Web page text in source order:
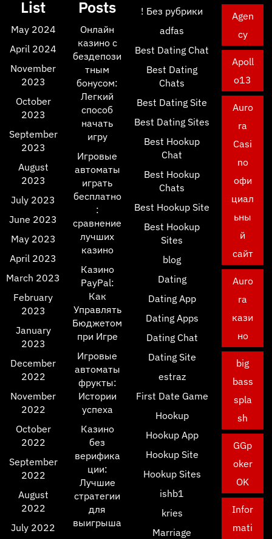
List
May 2024
April 2024
November
2023
October
2023
September
2023
August
2023
July 2023
June 2023
May 2023
April 2023
March 2023
February
2023
January
2023
December
2022
November
2022
October
2022
September
2022
August
2022
July 2022
Posts
Онлайн
казино с
бездепози
тным
бонусом:
Легкий
способ
начать
игру
Игровые
автоматы
играть
бесплатно
:
сравнение
лучших
казино
Казино
PayPal:
Как
Управлять
Бюджетом
при Игре
Игровые
автоматы
фрукты:
Истории
успеха
Казино
без
верифика
ции:
Лучшие
стратегии
для
выигрыша
! Без рубрики
adfas
Best Dating Chat
Best Dating
Chats
Best Dating Site
Best Dating Sites
Best Hookup
Chat
Best Hookup
Chats
Best Hookup Site
Best Hookup
Sites
blog
Dating
Dating App
Dating Apps
Dating Chat
Dating Site
estraz
First Date Game
Hookup
Hookup App
Hookup Site
Hookup Sites
ishb1
kries
Marriage
Agen
cy
Apoll
o13
Auro
ra
Casi
no
офи
циал
ьны
й
сайт
Auro
ra
кази
но
big
bass
spla
sh
GGp
oker
OK
Infor
mati